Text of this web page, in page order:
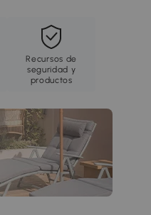
Recursos de
seguridad y
productos